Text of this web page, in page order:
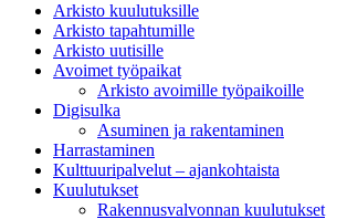
Arkisto kuulutuksille
Arkisto tapahtumille
Arkisto uutisille
Avoimet työpaikat
Arkisto avoimille työpaikoille
Digisulka
Asuminen ja rakentaminen
Harrastaminen
Kulttuuripalvelut – ajankohtaista
Kuulutukset
Rakennusvalvonnan kuulutukset